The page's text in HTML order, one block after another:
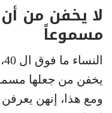
لا يخفن من
مسموعاً
يخفن من جعلها
ومع هذا، إنهن